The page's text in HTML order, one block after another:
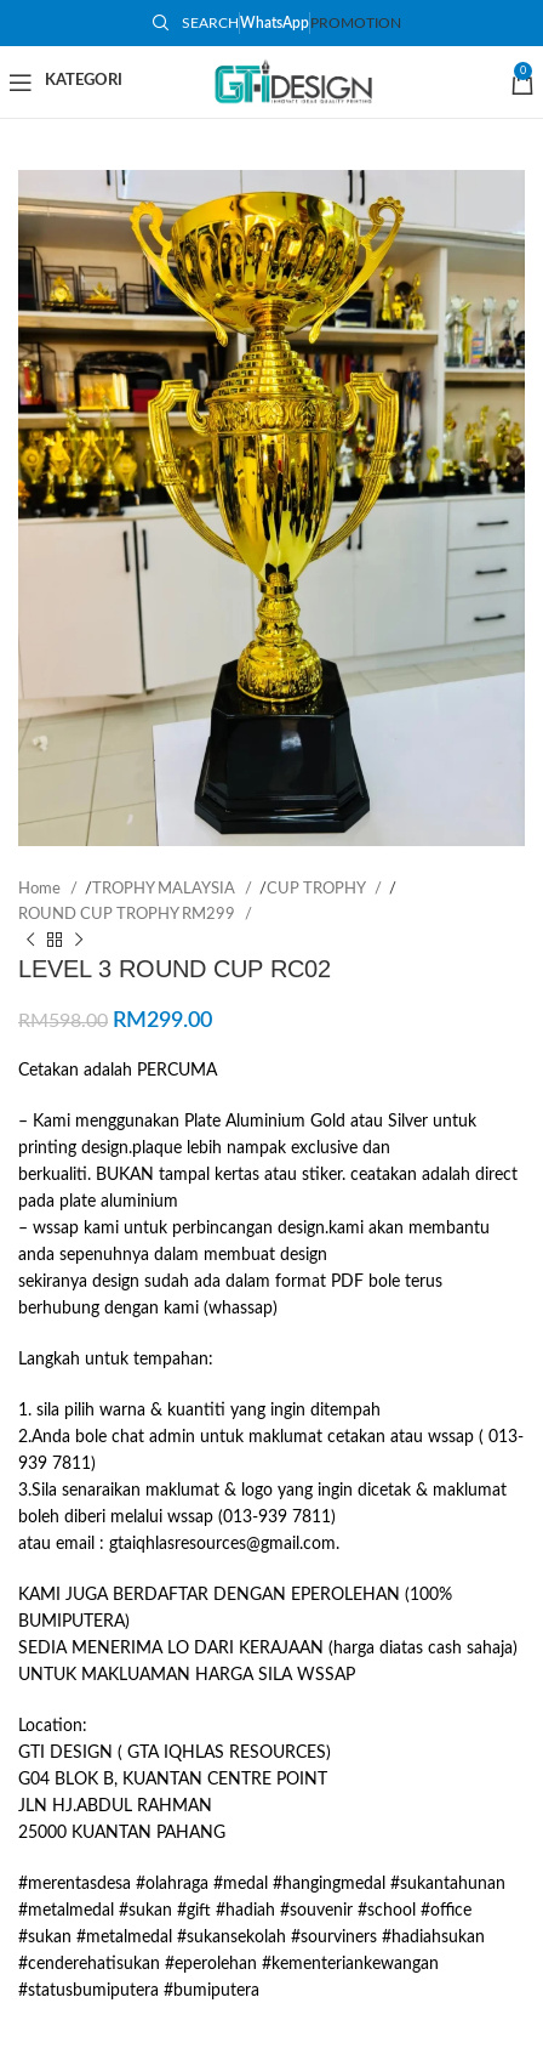
SEARCHWhatsApp PROMOTION
0
Home / TROPHY MALAYSIA /CUP TROPHY
/
ROUND CUP TROPHY RM299
LEVEL 3 ROUND CUP RC02
RM598.00 RM299.00
Cetakan adalah PERCUMA
– Kami menggunakan Plate Aluminium Gold atau Silver untuk
printing design.plaque lebih nampak exclusive dan
berkualiti. BUKAN tampal kertas atau stiker. ceatakan adalah direct
pada plate aluminium
– wssap kami untuk perbincangan design.kami akan membantu
anda sepenuhnya dalam membuat design
sekiranya design sudah ada dalam format PDF bole terus
berhubung dengan kami (whassap)
Langkah untuk tempahan:
1. sila pilih warna & kuantiti yang ingin ditempah
2.Anda bole chat admin untuk maklumat cetakan atau wssap ( 013-
939 7811)
3.Sila senaraikan maklumat & logo yang ingin dicetak & maklumat
boleh diberi melalui wssap (013-939 7811)
atau email : gtaiqhlasresources@gmail.com.
KAMI JUGA BERDAFTAR DENGAN EPEROLEHAN (100%
BUMIPUTERA)
SEDIA MENERIMA LO DARI KERAJAAN (harga diatas cash sahaja)
UNTUK MAKLUAMAN HARGA SILA WSSAP
Location:
GTI DESIGN ( GTA IQHLAS RESOURCES)
G04 BLOK B, KUANTAN CENTRE POINT
JLN HJ.ABDUL RAHMAN
25000 KUANTAN PAHANG
#merentasdesa #olahraga #medal #hangingmedal #sukantahunan
#metalmedal #sukan #gift #hadiah #souvenir #school #office
#sukan #metalmedal #sukansekolah #sourviners #hadiahsukan
#cenderehatisukan #eperolehan #kementeriankewangan
#statusbumiputera #bumiputera